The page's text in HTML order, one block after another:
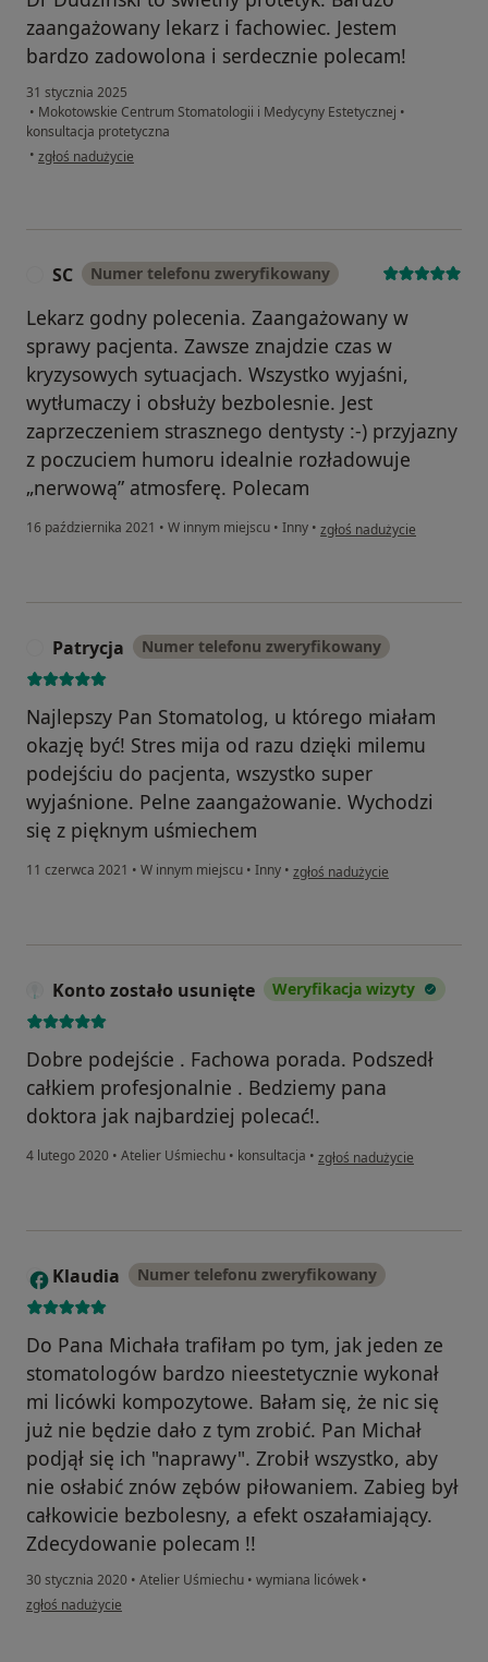
zaangażowany lekarz i fachowiec. Jestem
bardzo zadowolona i serdecznie polecam!
31 stycznia 2025
• Mokotowskie Centrum Stomatologii i Medycyny Estetycznej •
konsultacja protetyczna
• w opinii użytkownika Karina
zgłoś nadużycie
SC Numer telefonu zweryfikowany
Lekarz godny polecenia. Zaangażowany w
sprawy pacjenta. Zawsze znajdzie czas w
kryzysowych sytuacjach. Wszystko wyjaśni,
wytłumaczy i obsłuży bezbolesnie. Jest
zaprzeczeniem strasznego dentysty :-) przyjazny
z poczuciem humoru idealnie rozładowuje
„nerwową” atmosferę. Polecam
16 października 2021 • W innym miejscu • Inny • w opinii użytkownika SC
zgłoś nadużycie
Patrycja Numer telefonu zweryfikowany
Najlepszy Pan Stomatolog, u którego miałam
okazję być! Stres mija od razu dzięki milemu
podejściu do pacjenta, wszystko super
wyjaśnione. Pelne zaangażowanie. Wychodzi
się z pięknym uśmiechem
11 czerwca 2021 • W innym miejscu • Inny • w opinii użytkownika Patrycja
zgłoś nadużycie
Konto zostało usunięte Weryfikacja wizyty
Dobre podejście . Fachowa porada. Podszedł
całkiem profesjonalnie . Bedziemy pana
doktora jak najbardziej polecać!.
4 lutego 2020 • Atelier Uśmiechu • konsultacja • w opinii użytkownika Konto
zgłoś nadużycie
K Klaudia Numer telefonu zweryfikowany
Do Pana Michała trafiłam po tym, jak jeden ze
stomatologów bardzo nieestetycznie wykonał
mi licówki kompozytowe. Bałam się, że nic się
już nie będzie dało z tym zrobić. Pan Michał
podjął się ich "naprawy". Zrobił wszystko, aby
nie osłabić znów zębów piłowaniem. Zabieg był
całkowicie bezbolesny, a efekt oszałamiający.
Zdecydowanie polecam !!
30 stycznia 2020 • Atelier Uśmiechu • wymiana licówek •
w opinii użytkownika Klaudia
zgłoś nadużycie